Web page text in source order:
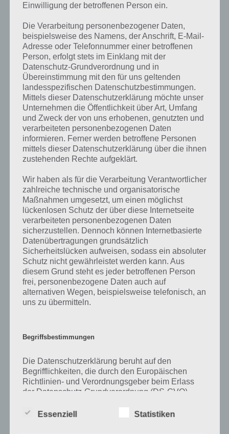
Kurze Begriffserklärung zur Lösung
Hügel
Hügel ist die Lösung für das tägliche Rätsel am 9.3.2021 in 4 Bilder 1
Wort, doch welche Bedeutung hat dieses eigentlich und was gibt es
bestimmten Lösungen präsentieren wir daher auch immer eine
kurze Begriffserklärung!
Zu Hügel haben wir zunächst keine weiteren Informationen parat!
Auf WhatsApp teilen Teilen auf Facebook
Tweet auf Twitter
Mehr Artikel hier auf Touchportal
Einwilligung der betroffenen Person ein.
Die Verarbeitung personenbezogener Daten,
beispielsweise des Namens, der Anschrift, E-Mail-
Adresse oder Telefonnummer einer betroffenen
Person, erfolgt stets im Einklang mit der
Datenschutz-Grundverordnung und in
Übereinstimmung mit den für uns geltenden
landesspezifischen Datenschutzbestimmungen.
Mittels dieser Datenschutzerklärung möchte unser
Unternehmen die Öffentlichkeit über Art, Umfang
und Zweck der von uns erhobenen, genutzten und
verarbeiteten personenbezogenen Daten
informieren. Ferner werden betroffene Personen
mittels dieser Datenschutzerklärung über die ihnen
zustehenden Rechte aufgeklärt.
Wir haben als für die Verarbeitung Verantwortlicher
zahlreiche technische und organisatorische
Maßnahmen umgesetzt, um einen möglichst
lückenlosen Schutz der über diese Internetseite
verarbeiteten personenbezogenen Daten
sicherzustellen. Dennoch können Internetbasierte
Datenübertragungen grundsätzlich
Sicherheitslücken aufweisen, sodass ein absoluter
Schutz nicht gewährleistet werden kann. Aus
diesem Grund steht es jeder betroffenen Person
frei, personenbezogene Daten auch auf
alternativen Wegen, beispielsweise telefonisch, an
uns zu übermitteln.
Begriffsbestimmungen
Die Datenschutzerklärung beruht auf den
Begrifflichkeiten, die durch den Europäischen
Richtlinien- und Verordnungsgeber beim Erlass
der Datenschutz-Grundverordnung (DS-GVO)
soll sowohl für die Öffentlichkeit als auch für
Essenziell Statistiken